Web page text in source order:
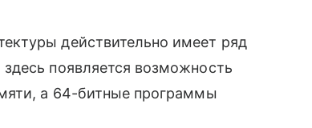
действительно имеет ряд
появляется возможность
а 64-битные программы